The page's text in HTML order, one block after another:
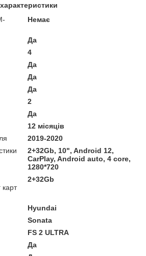
Немає
Да
4
Да
Да
Да
2
Да
12 місяців
2019-2020
2+32Gb, 10", Android 12,
CarPlay, Android auto, 4 core,
1280*720
карт
2+32Gb
Hyundai
Sonata
FS 2 ULTRA
Да